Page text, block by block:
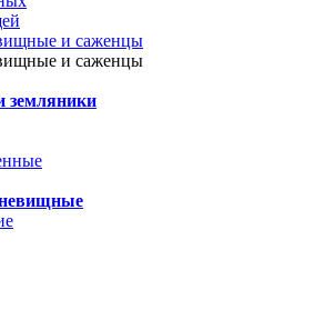
и саженцы
и саженцы
земляники